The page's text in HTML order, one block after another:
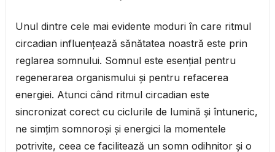
Unul dintre cele mai evidente moduri în care ritmul
circadian influențează sănătatea noastră este prin
reglarea somnului. Somnul este esențial pentru
regenerarea organismului și pentru refacerea
energiei. Atunci când ritmul circadian este
sincronizat corect cu ciclurile de lumină și întuneric,
ne simțim somnoroși și energici la momentele
potrivite, ceea ce facilitează un somn odihnitor și o